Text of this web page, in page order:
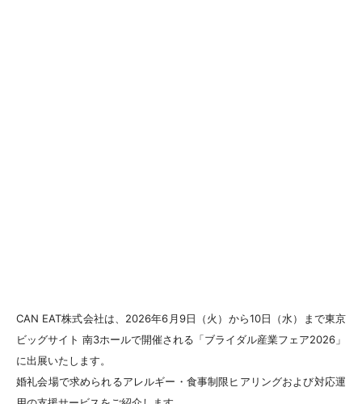
CAN EAT株式会社は、2026年6月9日（火）から10日（水）まで東京
ビッグサイト 南3ホールで開催される「ブライダル産業フェア2026」
に出展いたします。
婚礼会場で求められるアレルギー・食事制限ヒアリングおよび対応運